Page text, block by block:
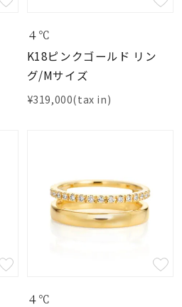
４℃
K18ピンクゴールド リン
グ/Mサイズ
¥319,000(tax in)
４℃